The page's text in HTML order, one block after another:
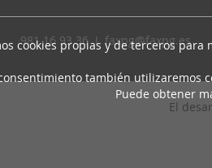
981 16 93 36 I faxpg@faxpg.es
El
cookies propias y de terceros para
también utilizaremos
Puede obtener